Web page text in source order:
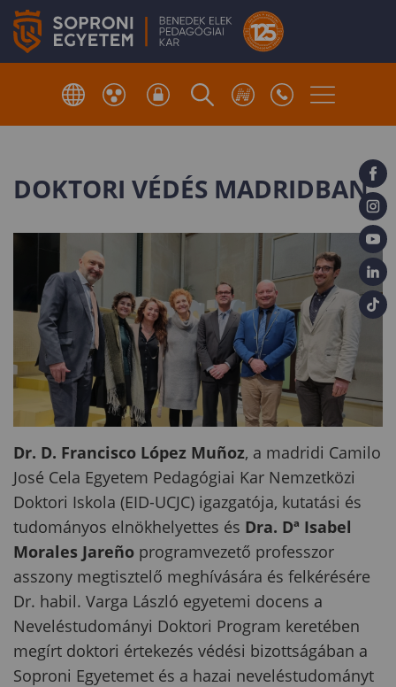
DOKTORI VÉDÉS MADRIDBAN
Dr. D. Francisco López Muñoz, a madridi Camilo
José Cela Egyetem Pedagógiai Kar Nemzetközi
Doktori Iskola (EID-UCJC) igazgatója, kutatási és
tudományos elnökhelyettes és Dra. Dª Isabel
Morales Jareño programvezető professzor
asszony megtisztelő meghívására és felkérésére
Dr. habil. Varga László egyetemi docens a
Neveléstudományi Doktori Program keretében
megírt doktori értekezés védési bizottságában a
Soproni Egyetemet és a hazai neveléstudományt